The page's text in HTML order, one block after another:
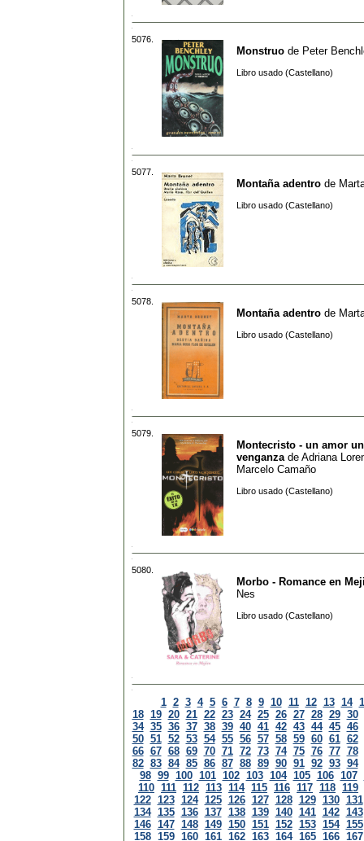
5076.
Monstruo de Peter
Libro usado (Castellano)
5077.
Montaña adentro de
Libro usado (Castellano)
5078.
Montaña adentro de
Libro usado (Castellano)
5079.
Montecristo - un amor
venganza de Adriana
Marcelo Camaño
Libro usado (Castellano)
5080.
Morbo - Romance en
Nes
Libro usado (Castellano)
1 2 3 4 5 6 7 8 9 10 11 12 13 14
18 19 20 21 22 23 24 25 26 27 28 29 30
34 35 36 37 38 39 40 41 42 43 44 45 46
50 51 52 53 54 55 56 57 58 59 60 61 62
66 67 68 69 70 71 72 73 74 75 76 77 78
82 83 84 85 86 87 88 89 90 91 92 93 94
98 99 100 101 102 103 104 105 106 107
110 111 112 113 114 115 116 117 118 119
122 123 124 125 126 127 128 129 130 131
134 135 136 137 138 139 140 141 142 143
146 147 148 149 150 151 152 153 154 155
158 159 160 161 162 163 164 165 166 167